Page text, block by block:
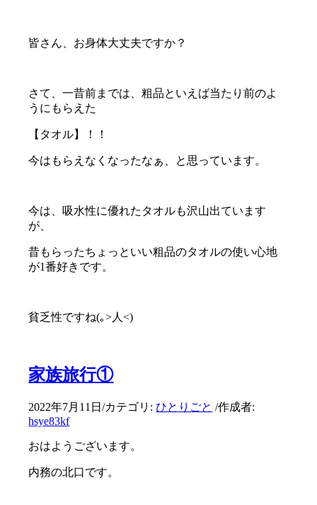
皆さん、お身体大丈夫ですか？
さて、一昔前までは、粗品といえば当たり前のよ
うにもらえた
【タオル】！！
今はもらえなくなったなぁ、と思っています。
今は、吸水性に優れたタオルも沢山出ています
が、
昔もらったちょっといい粗品のタオルの使い心地
が1番好きです。
貧乏性ですね(｡>人<)
家族旅行①
2022年7月11日/カテゴリ:ひとりごと /作成者:
hsye83kf
おはようございます。
内務の北口です。